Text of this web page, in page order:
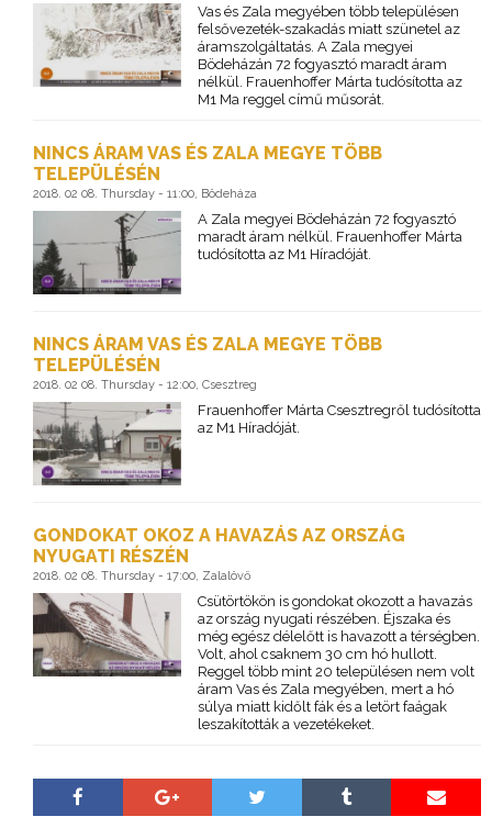
Vas és Zala megyében több településen
felsővezeték-szakadás miatt szünetel az
áramszolgáltatás. A Zala megyei
Bödeházán 72 fogyasztó maradt áram
nélkül. Frauenhoffer Márta tudósította az
M1 Ma reggel című műsorát.
NINCS ÁRAM VAS ÉS ZALA MEGYE TÖBB
TELEPÜLÉSÉN
2018. 02 08. Thursday - 11:00, Bödeháza
A Zala megyei Bödeházán 72 fogyasztó
maradt áram nélkül. Frauenhoffer Márta
tudósította az M1 Híradóját.
NINCS ÁRAM VAS ÉS ZALA MEGYE TÖBB
TELEPÜLÉSÉN
2018. 02 08. Thursday - 12:00, Csesztreg
Frauenhoffer Márta Csesztregről tudósította
az M1 Híradóját.
GONDOKAT OKOZ A HAVAZÁS AZ ORSZÁG
NYUGATI RÉSZÉN
2018. 02 08. Thursday - 17:00, Zalalövő
Csütörtökön is gondokat okozott a havazás
az ország nyugati részében. Éjszaka és
még egész délelőtt is havazott a térségben.
Volt, ahol csaknem 30 cm hó hullott.
Reggel több mint 20 településen nem volt
áram Vas és Zala megyében, mert a hó
súlya miatt kidőlt fák és a letört faágak
leszakították a vezetékeket.